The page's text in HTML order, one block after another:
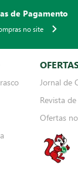
de Pagamento
no site
Jornal de
Revista
Ofertas